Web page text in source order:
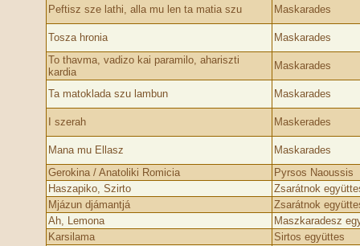
Peftisz sze lathi, alla mu len ta matia szu Maskarades
Tosza hronia
Maskarades
To thavma, vadizo kai paramilo, ahariszti
kardia
Maskarades
Ta matoklada szu lambun Maskarades
I szerah Maskerades
Mana mu Ellasz
Maskarades
Gerokina / Anatoliki Romicia
Pyrsos Naoussis
Haszapiko, Szirto
Zsarátnok
Mjázun djámantjá
Zsarátnok
Ah, Lemona
Maszkaradesz
Karsilama
Sirtos együttes